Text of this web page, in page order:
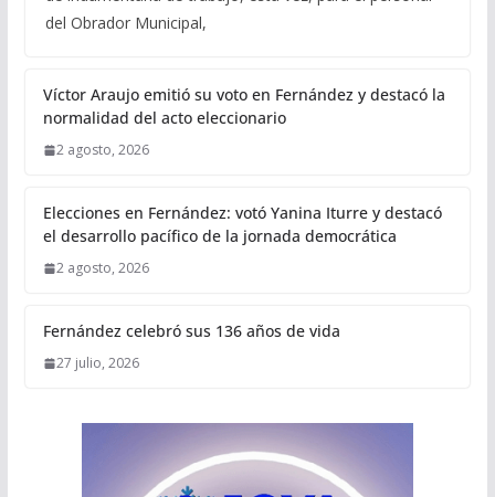
del Obrador Municipal,
Víctor Araujo emitió su voto en Fernández y destacó la
normalidad del acto eleccionario
2 agosto, 2026
Elecciones en Fernández: votó Yanina Iturre y destacó
el desarrollo pacífico de la jornada democrática
2 agosto, 2026
Fernández celebró sus 136 años de vida
27 julio, 2026